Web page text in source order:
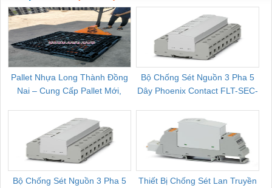
Pallet Nhựa Long Thành Đồng
Nai – Cung Cấp Pallet Mới,
Bộ Chống Sét Nguồn 3 Pha 5
Dây Phoenix Contact FLT-SEC-
Bộ Chống Sét Nguồn 3 Pha 5
Thiết Bị Chống Sét Lan Truyền